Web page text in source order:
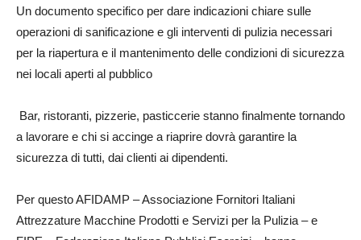
Un documento specifico per dare indicazioni chiare sulle
operazioni di sanificazione e gli interventi di pulizia necessari
per la riapertura e il mantenimento delle condizioni di sicurezza
nei locali aperti al pubblico
Bar, ristoranti, pizzerie, pasticcerie stanno finalmente tornando
a lavorare e chi si accinge a riaprire dovrà garantire la
sicurezza di tutti, dai clienti ai dipendenti.
Per questo AFIDAMP – Associazione Fornitori Italiani
Attrezzature Macchine Prodotti e Servizi per la Pulizia – e